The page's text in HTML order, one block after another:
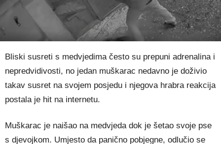
Bliski susreti s medvjedima često su prepuni adrenalina i
nepredvidivosti, no jedan muškarac nedavno je doživio
takav susret na svojem posjedu i njegova hrabra reakcija
postala je hit na internetu.
Muškarac je naišao na medvjeda dok je šetao svoje pse
s djevojkom. Umjesto da panično pobjegne, odlučio se